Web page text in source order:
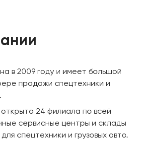
в 2009 году и имеет большой
продажи спецтехники и
24 филиала по всей
сервисные центры и склады
спецтехники и грузовых авто.